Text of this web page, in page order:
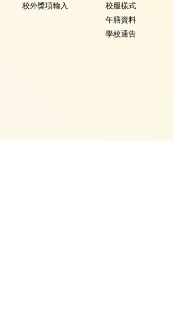
校外獎項輸入
校服樣式
午膳資料
學校通告